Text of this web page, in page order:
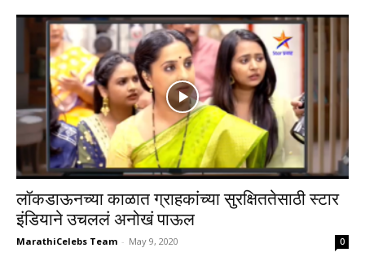
लॉकडाऊनच्या काळात ग्राहकांच्या सुरक्षिततेसाठी स्टार
इंडियाने उचललं अनोखं पाऊल
MarathiCelebs Team - May 9, 2020 0